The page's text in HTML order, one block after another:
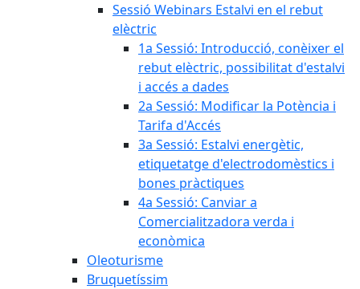
Sessió Webinars Estalvi en el rebut
elèctric
1a Sessió: Introducció, conèixer el
rebut elèctric, possibilitat d'estalvi
i accés a dades
2a Sessió: Modificar la Potència i
Tarifa d'Accés
3a Sessió: Estalvi energètic,
etiquetatge d'electrodomèstics i
bones pràctiques
4a Sessió: Canviar a
Comercialitzadora verda i
econòmica
Oleoturisme
Bruquetíssim